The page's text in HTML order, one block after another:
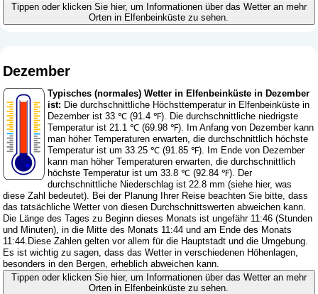
Tippen oder klicken Sie hier, um Informationen über das Wetter an mehr
Orten in Elfenbeinküste zu sehen.
Dezember
Typisches (normales) Wetter in Elfenbeinküste in Dezember
ist: Die durchschnittliche Höchsttemperatur in Elfenbeinküste in
Dezember ist 33 ℃ (91.4 ℉). Die durchschnittliche niedrigste
Temperatur ist 21.1 ℃ (69.98 ℉). Im Anfang von Dezember kann
man höher Temperaturen erwarten, die durchschnittlich höchste
Temperatur ist um 33.25 ℃ (91.85 ℉). Im Ende von Dezember
kann man höher Temperaturen erwarten, die durchschnittlich
höchste Temperatur ist um 33.8 ℃ (92.84 ℉). Der
durchschnittliche Niederschlag ist 22.8 mm (siehe hier, was
diese Zahl bedeutet). Bei der Planung Ihrer Reise beachten Sie bitte, dass
das tatsächliche Wetter von diesen Durchschnittswerten abweichen kann.
Die Länge des Tages zu Beginn dieses Monats ist ungefähr 11:46 (Stunden
und Minuten), in die Mitte des Monats 11:44 und am Ende des Monats
11:44.Diese Zahlen gelten vor allem für die Hauptstadt und die Umgebung.
Es ist wichtig zu sagen, dass das Wetter in verschiedenen Höhenlagen,
besonders in den Bergen, erheblich abweichen kann.
Tippen oder klicken Sie hier, um Informationen über das Wetter an mehr
Orten in Elfenbeinküste zu sehen.